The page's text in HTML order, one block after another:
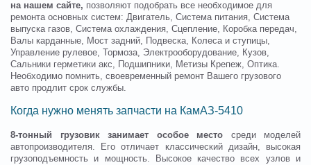
на нашем сайте, позволяют подобрать все необходимое для
ремонта основных систем: Двигатель, Система питания, Система
выпуска газов, Система охлаждения, Сцепление, Коробка передач,
Валы карданные, Мост задний, Подвеска, Колеса и ступицы,
Управление рулевое, Тормоза, Электрооборудование, Кузов,
Сальники герметики акс, Подшипники, Метизы Крепеж, Оптика.
Необходимо помнить, своевременный ремонт Вашего грузового
авто продлит срок службы.
Когда нужно менять запчасти на КамАЗ-5410
8-тонный грузовик занимает особое место среди моделей
автопроизводителя. Его отличает классический дизайн, высокая
грузоподъемность и мощность. Высокое качество всех узлов и